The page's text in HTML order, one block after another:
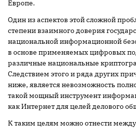
Европе.
Один из аспектов этой сложной
степени взаимного доверия
национальной информационной
в основе применяемых цифровых
различные национальные
Следствием этого и ряда других
ниже, является невозможность
такой мощный инструмент
как Интернет для целей делового
К таким целям можно отнести